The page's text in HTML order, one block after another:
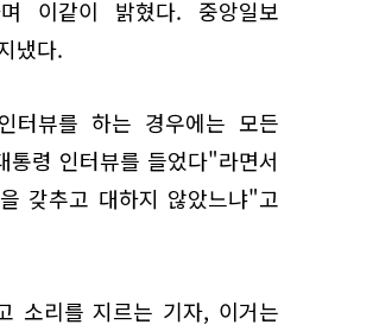
이같이 밝혔다. 중앙일보
냈다.
터뷰를 하는 경우에는 모든
령 인터뷰를 들었다"라면서
갖추고 대하지 않았느냐"고
소리를 지르는 기자, 이거는